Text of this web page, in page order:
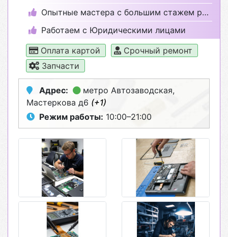
Опытные мастера с большим стажем работы
Работаем с Юридическими лицами
Оплата картой
Срочный ремонт
Запчасти
Адрес: метро Автозаводская,
Мастеркова д6 (+1)
Режим работы: 10:00–21:00